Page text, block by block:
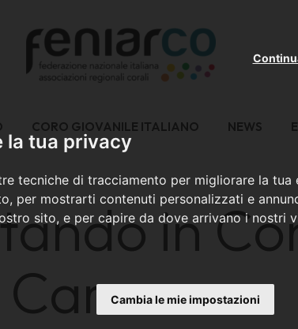
la tua privacy
tecniche di tracciamento per migliorare la tua
per mostrarti contenuti personalizzati e
sito, e per capire da dove arrivano i nostri
Cambia le mie impostazioni
CORO GIOVANILE ITALIANO NEWS
in
Carro